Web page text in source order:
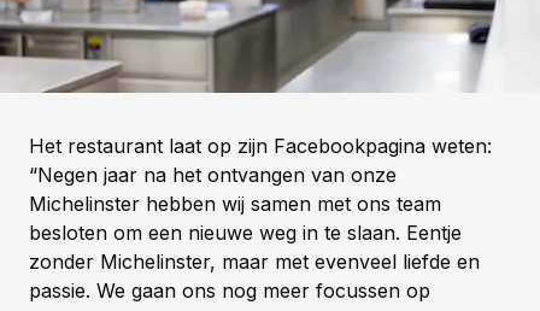
Het restaurant laat op zijn Facebookpagina weten:
“Negen jaar na het ontvangen van onze
Michelinster hebben wij samen met ons team
besloten om een nieuwe weg in te slaan. Eentje
zonder Michelinster, maar met evenveel liefde en
passie. We gaan ons nog meer focussen op